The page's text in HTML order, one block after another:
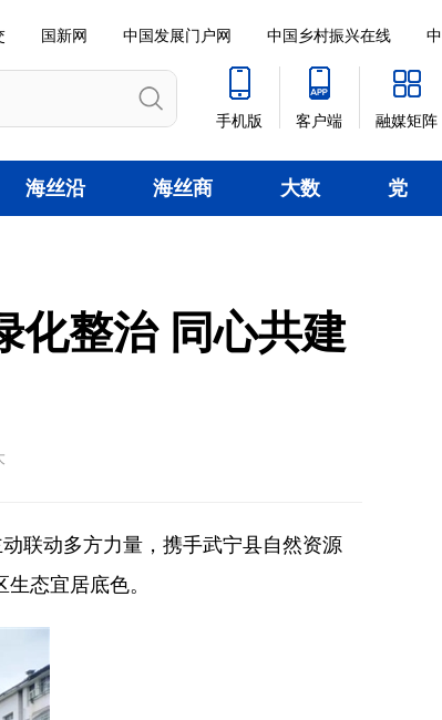
国新网 中国发展门户网 中国乡村振兴在线
手机版 客户端 融媒矩阵
海丝沿 海丝商 大数 党
化整治 同心共建
联动多方力量，携手武宁县自然资源
态宜居底色。